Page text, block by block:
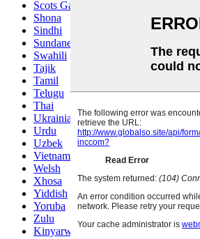
Scots Gaelic
Shona
Sindhi
Sundanese
Swahili
Tajik
Tamil
Telugu
Thai
Ukrainian
Urdu
Uzbek
Vietnamese
Welsh
Xhosa
Yiddish
Yoruba
Zulu
Kinyarwanda